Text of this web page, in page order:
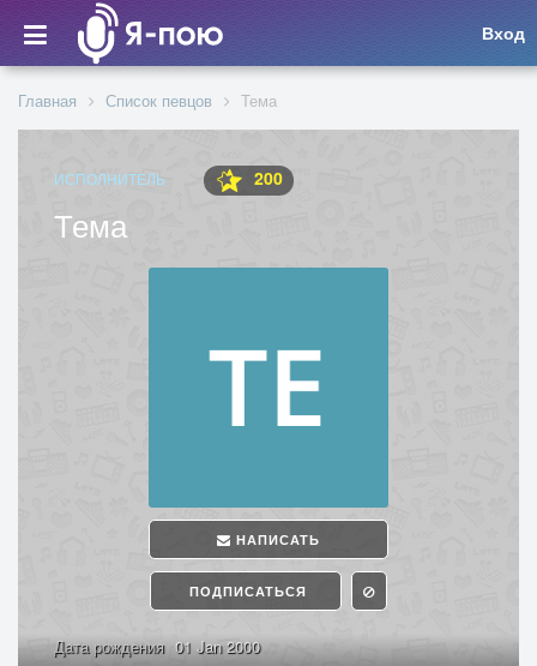
Вход
Главная Список певцов Тема
ИСПОЛНИТЕЛЬ 200
Тема
НАПИСАТЬ
ПОДПИСАТЬСЯ
Дата рождения 01 Jan 2000